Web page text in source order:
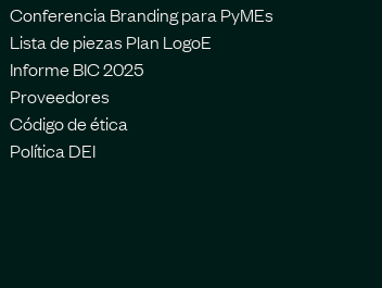
Conferencia Branding para PyMEs
Lista de piezas Plan LogoE
Informe BIC 2025
Proveedores
Código de ética
Política DEI